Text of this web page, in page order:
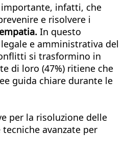
infatti, che
e risolvere i
In questo
e amministrativa del
si trasformino in
di loro (47%) ritiene che
guida chiare durante le
per la risoluzione delle
avanzate per